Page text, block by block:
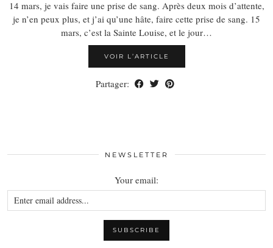
14 mars, je vais faire une prise de sang. Après deux mois d’attente,
je n’en peux plus, et j’ai qu’une hâte, faire cette prise de sang. 15
mars, c’est la Sainte Louise, et le jour…
VOIR L’ARTICLE
Partager:
NEWSLETTER
Your email: